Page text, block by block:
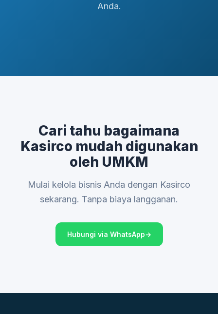
Anda.
Cari tahu bagaimana
Kasirco mudah digunakan
oleh UMKM
Mulai kelola bisnis Anda dengan Kasirco
sekarang. Tanpa biaya langganan.
Hubungi via WhatsApp